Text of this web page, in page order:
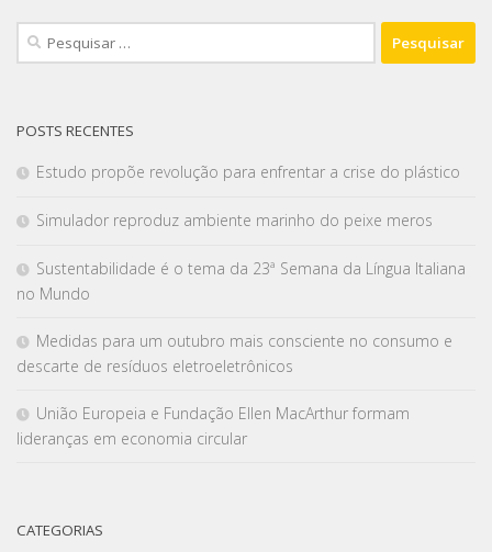
POSTS RECENTES
Estudo propõe revolução para enfrentar a crise do plástico
Simulador reproduz ambiente marinho do peixe meros
Sustentabilidade é o tema da 23ª Semana da Língua Italiana
no Mundo
Medidas para um outubro mais consciente no consumo e
descarte de resíduos eletroeletrônicos
União Europeia e Fundação Ellen MacArthur formam
lideranças em economia circular
CATEGORIAS